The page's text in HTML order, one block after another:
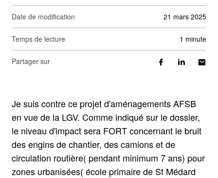
Date de modification 21 mars 2025
Temps de lecture 1 minute
Partager sur
Je suis contre ce projet d'aménagements AFSB
en vue de la LGV. Comme indiqué sur le dossier,
le niveau d'impact sera FORT concernant le bruit
des engins de chantier, des camions et de
circulation routière( pendant minimum 7 ans) pour
zones urbanisées( école primaire de St Médard